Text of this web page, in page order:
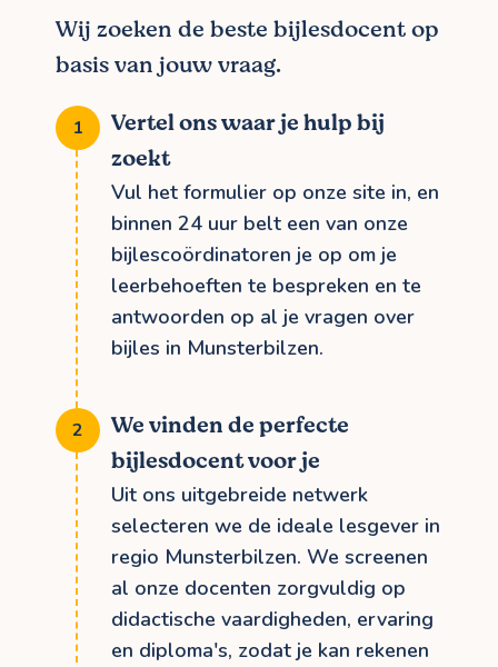
Wij zoeken de beste bijlesdocent op
basis van jouw vraag.
Vertel ons waar je hulp bij
zoekt
Vul het formulier op onze site in, en
binnen 24 uur belt een van onze
bijlescoördinatoren je op om je
leerbehoeften te bespreken en te
antwoorden op al je vragen over
bijles in Munsterbilzen.
We vinden de perfecte
bijlesdocent voor je
Uit ons uitgebreide netwerk
selecteren we de ideale lesgever in
regio Munsterbilzen. We screenen
al onze docenten zorgvuldig op
didactische vaardigheden, ervaring
en diploma's, zodat je kan rekenen